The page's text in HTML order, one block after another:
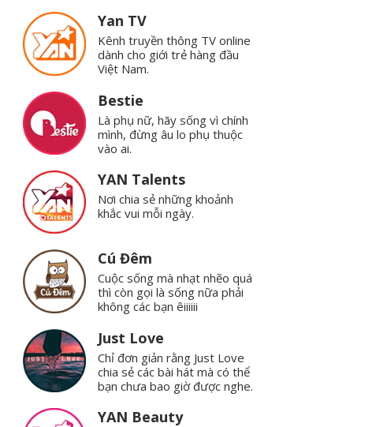
Yan TV
Kênh truyền thông TV online
dành cho giới trẻ hàng đầu
Việt Nam.
Bestie
Là phụ nữ, hãy sống vì chính
mình, đừng âu lo phụ thuộc
vào ai.
YAN Talents
Nơi chia sẻ những khoảnh
khắc vui mỗi ngày.
Cú Đêm
Cuộc sống mà nhạt nhẽo quá
thì còn gọi là sống nữa phải
không các bạn êiiiiii
Just Love
Chỉ đơn giản rằng Just Love
chia sẻ các bài hát mà có thể
bạn chưa bao giờ được nghe.
YAN Beauty